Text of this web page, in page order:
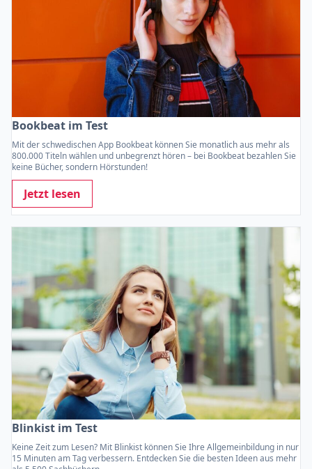
Bookbeat im Test
Mit der schwedischen App Bookbeat können Sie monatlich aus mehr als
800.000 Titeln wählen und unbegrenzt hören – bei Bookbeat bezahlen Sie
keine Bücher, sondern Hörstunden!
Jetzt lesen
Blinkist im Test
Keine Zeit zum Lesen? Mit Blinkist können Sie Ihre Allgemeinbildung in nur
15 Minuten am Tag verbessern. Entdecken Sie die besten Ideen aus mehr